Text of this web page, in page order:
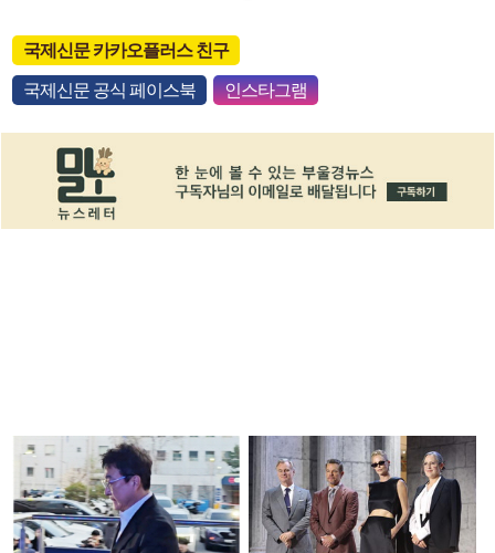
국제신문 카카오플러스 친구
국제신문 공식 페이스북 인스타그램